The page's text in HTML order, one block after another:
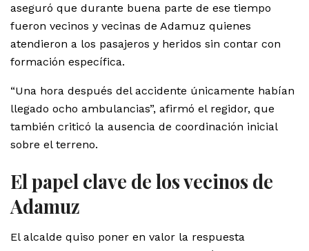
aseguró que durante buena parte de ese tiempo
fueron vecinos y vecinas de Adamuz quienes
atendieron a los pasajeros y heridos sin contar con
formación específica.
“Una hora después del accidente únicamente habían
llegado ocho ambulancias”, afirmó el regidor, que
también criticó la ausencia de coordinación inicial
sobre el terreno.
El papel clave de los vecinos de
Adamuz
El alcalde quiso poner en valor la respuesta